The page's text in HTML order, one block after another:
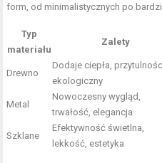
form, od minimalistycznych po
Typ
materiału
Zalety
Drewno
Dodaje ciepła,
ekologiczny
Metal
Nowoczesny wygląd,
trwałość, elegancja
Szklane
Efektywność świetlna,
lekkość, estetyka